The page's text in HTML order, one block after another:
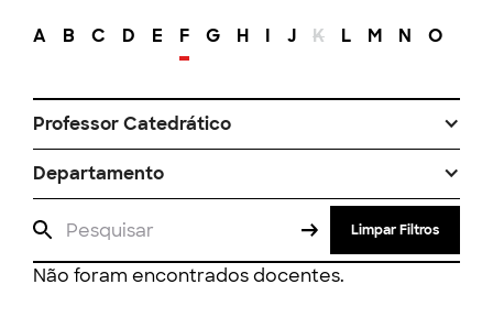
A B C D E F G H I J K L M N O
Professor Catedrático
Departamento
Limpar Filtros
Não foram encontrados docentes.